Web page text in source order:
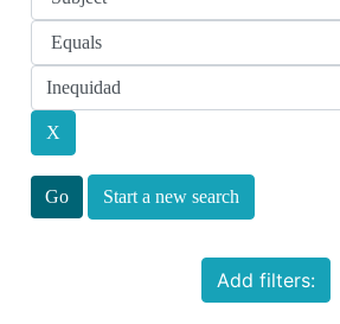
Start a new search
Add filters: